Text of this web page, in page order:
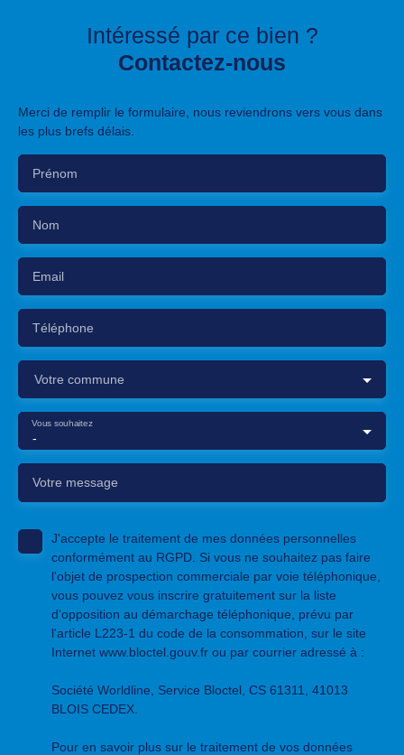
Intéressé par ce bien ?
Contactez-nous
Merci de remplir le formulaire, nous reviendrons vers vous dans
les plus brefs délais.
Prénom
Nom
Email
Téléphone
Votre commune
-
Vous souhaitez
Votre message
J'accepte le traitement de mes données personnelles
conformément au RGPD. Si vous ne souhaitez pas faire
l'objet de prospection commerciale par voie téléphonique,
vous pouvez vous inscrire gratuitement sur la liste
d'opposition au démarchage téléphonique, prévu par
l'article L223-1 du code de la consommation, sur le site
Internet www.bloctel.gouv.fr ou par courrier adressé à :
Société Worldline, Service Bloctel, CS 61311, 41013
BLOIS CEDEX.
Pour en savoir plus sur le traitement de vos données